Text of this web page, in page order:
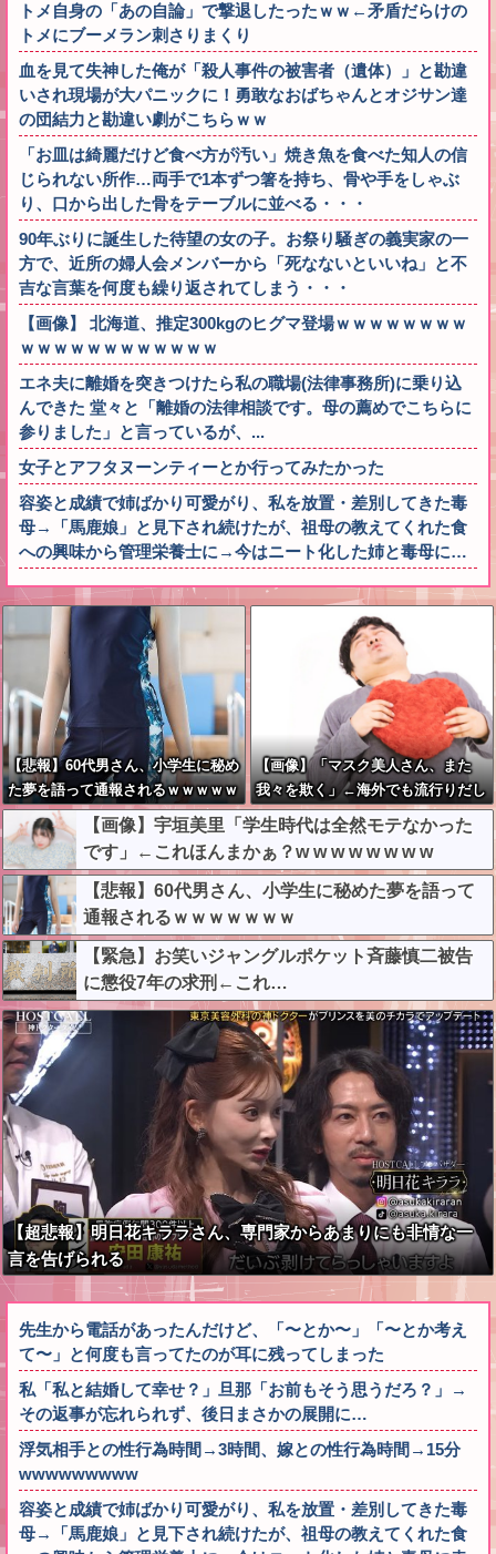
トメ自身の「あの自論」で撃退したったｗｗ←矛盾だらけの
トメにブーメラン刺さりまくり
血を見て失神した俺が「殺人事件の被害者（遺体）」と勘違
いされ現場が大パニックに！勇敢なおばちゃんとオジサン達
の団結力と勘違い劇がこちらｗｗ
「お皿は綺麗だけど食べ方が汚い」焼き魚を食べた知人の信
じられない所作…両手で1本ずつ箸を持ち、骨や手をしゃぶ
り、口から出した骨をテーブルに並べる・・・
90年ぶりに誕生した待望の女の子。お祭り騒ぎの義実家の一
方で、近所の婦人会メンバーから「死なないといいね」と不
吉な言葉を何度も繰り返されてしまう・・・
【画像】 北海道、推定300kgのヒグマ登場ｗｗｗｗｗｗｗｗ
ｗｗｗｗｗｗｗｗｗｗｗｗ
エネ夫に離婚を突きつけたら私の職場(法律事務所)に乗り込
んできた 堂々と「離婚の法律相談です。母の薦めでこちらに
参りました」と言っているが、...
女子とアフタヌーンティーとか行ってみたかった
容姿と成績で姉ばかり可愛がり、私を放置・差別してきた毒
母→「馬鹿娘」と見下され続けたが、祖母の教えてくれた食
への興味から管理栄養士に→今はニート化した姉と毒母に…
【悲報】60代男さん、小学生に秘め
た夢を語って通報されるｗｗｗｗｗ
ｗｗ
【画像】「マスク美人さん、また
我々を欺く」←海外でも流行りだし
た結果がこちらw w w w w w w
【画像】宇垣美里「学生時代は全然モテなかった
です」←これほんまかぁ？w w w w w w w w
【悲報】60代男さん、小学生に秘めた夢を語って
通報されるｗｗｗｗｗｗｗ
【緊急】お笑いジャングルポケット斉藤慎二被告
に懲役7年の求刑←これ…
【超悲報】明日花キララさん、専門家からあまりにも非情な一
言を告げられる
先生から電話があったんだけど、「〜とか〜」「〜とか考え
て〜」と何度も言ってたのが耳に残ってしまった
私「私と結婚して幸せ？」旦那「お前もそう思うだろ？」→
その返事が忘れられず、後日まさかの展開に…
浮気相手との性行為時間→3時間、嫁との性行為時間→15分
wwwwwwwww
容姿と成績で姉ばかり可愛がり、私を放置・差別してきた毒
母→「馬鹿娘」と見下され続けたが、祖母の教えてくれた食